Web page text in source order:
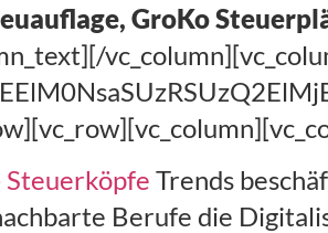
GroKo
Steuerköpfe Trends
Berufe die